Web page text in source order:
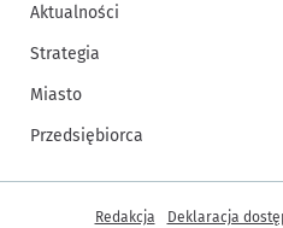
Aktualności
Strategia
Miasto
Przedsiębiorca
Inne informacje
Redakcja Deklaracja